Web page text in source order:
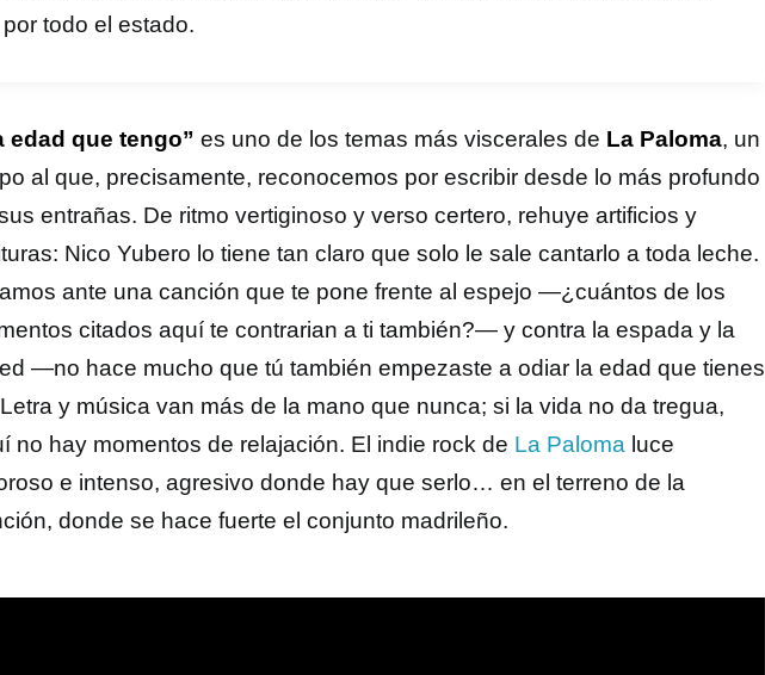
por todo el estado.
edad que tengo” es uno de los temas más viscerales de La Paloma, un
al que, precisamente, reconocemos por escribir desde lo más profundo
entrañas. De ritmo vertiginoso y verso certero, rehuye artificios y
Nico Yubero lo tiene tan claro que solo le sale cantarlo a toda leche.
ante una canción que te pone frente al espejo —¿cuántos de los
citados aquí te contrarian a ti también?— y contra la espada y la
—no hace mucho que tú también empezaste a odiar la edad que tienes
y música van más de la mano que nunca; si la vida no da tregua,
no hay momentos de relajación. El indie rock de La Paloma luce
e intenso, agresivo donde hay que serlo… en el terreno de la
donde se hace fuerte el conjunto madrileño.